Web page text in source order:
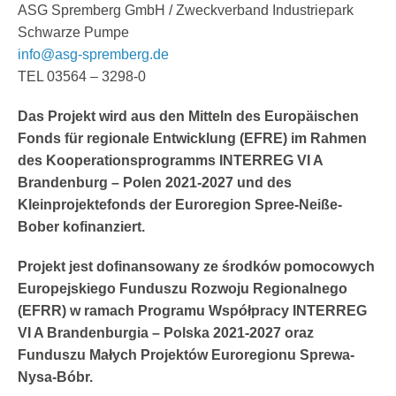
ASG Spremberg GmbH / Zweckverband Industriepark
Schwarze Pumpe
info@asg-spremberg.de
TEL 03564 – 3298-0
Das Projekt wird aus den Mitteln des Europäischen
Fonds für regionale Entwicklung (EFRE) im Rahmen
des Kooperationsprogramms INTERREG VI A
Brandenburg – Polen 2021-2027 und des
Kleinprojektefonds der Euroregion Spree-Neiße-
Bober kofinanziert.
Projekt jest dofinansowany ze środków pomocowych
Europejskiego Funduszu Rozwoju Regionalnego
(EFRR) w ramach Programu Współpracy INTERREG
VI A Brandenburgia – Polska 2021-2027 oraz
Funduszu Małych Projektów Euroregionu Sprewa-
Nysa-Bóbr.